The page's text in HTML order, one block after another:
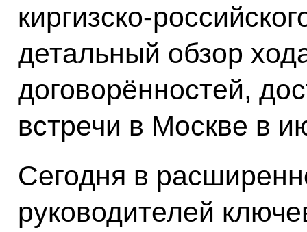
киргизско-
детальный обзор
договорённостей,
встречи в Москве в
Сегодня в
руководителей